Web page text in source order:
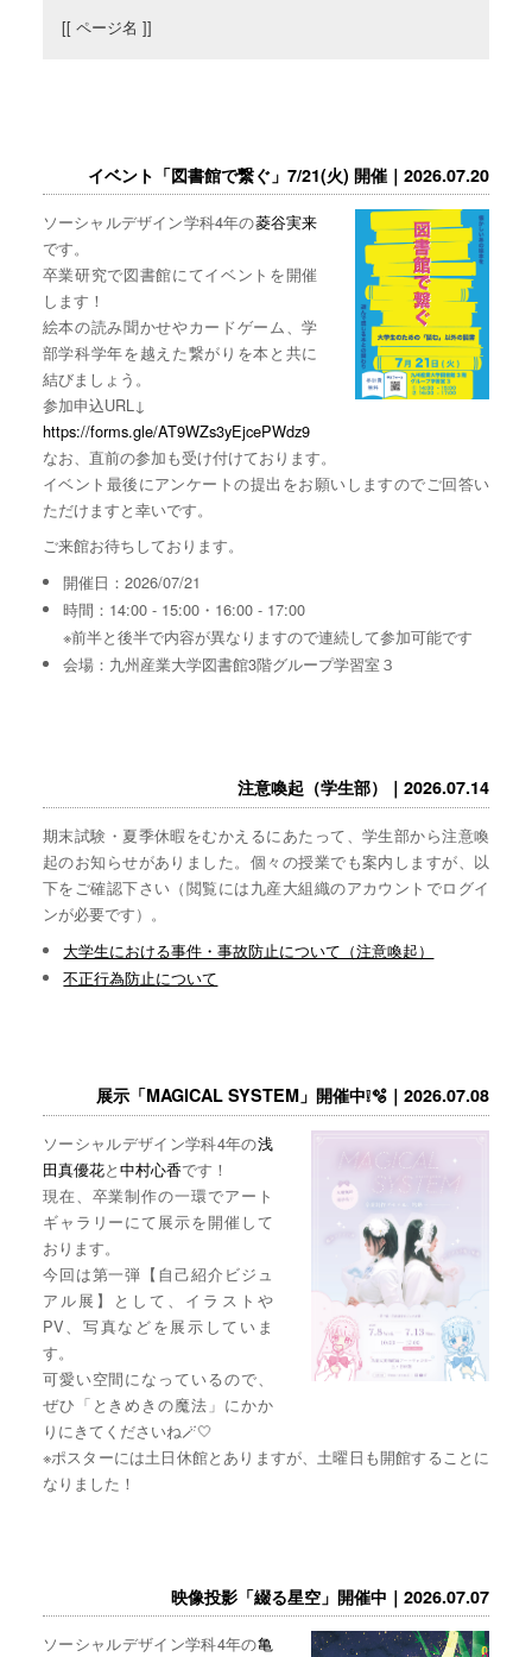
[[ ページ名 ]]
イベント「図書館で繋ぐ」7/21(火) 開催｜2026.07.20
ソーシャルデザイン学科4年の菱谷実来
です。
卒業研究で図書館にてイベントを開催
します！
絵本の読み聞かせやカードゲーム、学
部学科学年を越えた繋がりを本と共に
結びましょう。
参加申込URL↓
https://forms.gle/AT9WZs3yEjcePWdz9
なお、直前の参加も受け付けております。
イベント最後にアンケートの提出をお願いしますのでご回答い
ただけますと幸いです。
ご来館お待ちしております。
開催日：2026/07/21
時間：14:00 - 15:00・16:00 - 17:00
※前半と後半で内容が異なりますので連続して参加可能です
会場：九州産業大学図書館3階グループ学習室３
注意喚起（学生部）｜2026.07.14
期末試験・夏季休暇をむかえるにあたって、学生部から注意喚
起のお知らせがありました。個々の授業でも案内しますが、以
下をご確認下さい（閲覧には九産大組織のアカウントでログイ
ンが必要です）。
大学生における事件・事故防止について（注意喚起）
不正行為防止について
展示「MAGICAL SYSTEM」開催中❕🫧｜2026.07.08
ソーシャルデザイン学科4年の浅
田真優花と中村心香です！
現在、卒業制作の一環でアート
ギャラリーにて展示を開催して
おります。
今回は第一弾【自己紹介ビジュ
アル展】として、イラストや
PV、写真などを展示していま
す。
可愛い空間になっているので、
ぜひ「ときめきの魔法」にかか
りにきてくださいね🪄🤍
※ポスターには土日休館とありますが、土曜日も開館することに
なりました！
映像投影「綴る星空」開催中｜2026.07.07
ソーシャルデザイン学科4年の亀